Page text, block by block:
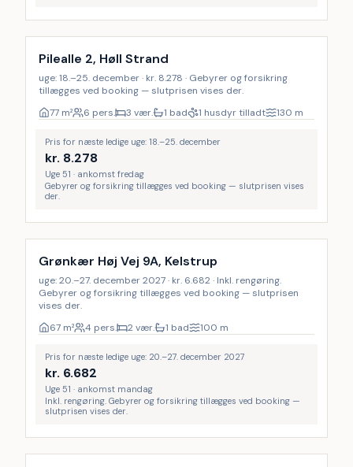
Pilealle 2, Høll Strand
uge: 18.–25. december · kr. 8.278 · Gebyrer og forsikring
tillægges ved booking — slutprisen vises der.
77 m² 6 pers. 3 vær. 1 bad 1 husdyr tilladt 130 m
Pris for næste ledige uge: 18.–25. december
kr. 8.278
Uge 51 · ankomst fredag
Gebyrer og forsikring tillægges ved booking — slutprisen vises
der.
Inkl. rengøring
Grønkær Høj Vej 9A, Kelstrup
uge: 20.–27. december 2027 · kr. 6.682 · Inkl. rengøring.
Gebyrer og forsikring tillægges ved booking — slutprisen
vises der.
67 m² 4 pers. 2 vær. 1 bad 100 m
Pris for næste ledige uge: 20.–27. december 2027
kr. 6.682
Uge 51 · ankomst mandag
Inkl. rengøring. Gebyrer og forsikring tillægges ved booking —
slutprisen vises der.